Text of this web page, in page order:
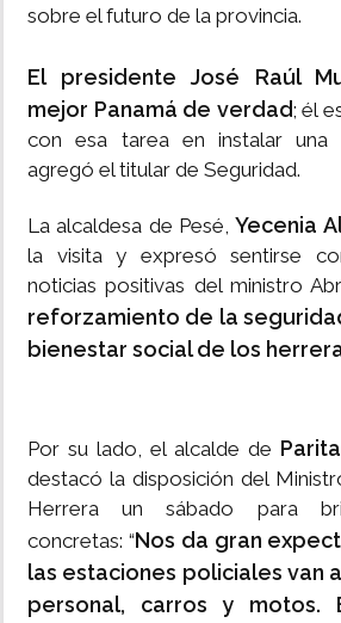
sobre el futuro de la provincia.
El presidente José Raúl
mejor Panamá de verdad; él
con esa tarea en instalar una
agregó el titular de Seguridad.
La alcaldesa de Pesé,Yecenia
la visita y expresó sentirse
noticias positivas del ministro
reforzamiento de la
bienestar social de los
Por su lado, el alcalde de
destacó la disposición del
Herrera un sábado para
concretas: “Nos da gran
las estaciones policiales van
personal, carros y